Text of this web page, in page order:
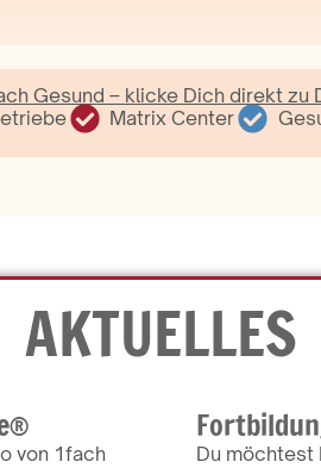
Gesund – klicke Dich direkt
Matrix Center
AKTUELLES
von 1fach
Du möchtest